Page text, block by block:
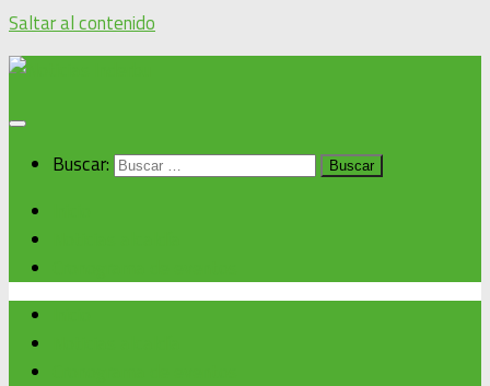
Saltar al contenido
Buscar: